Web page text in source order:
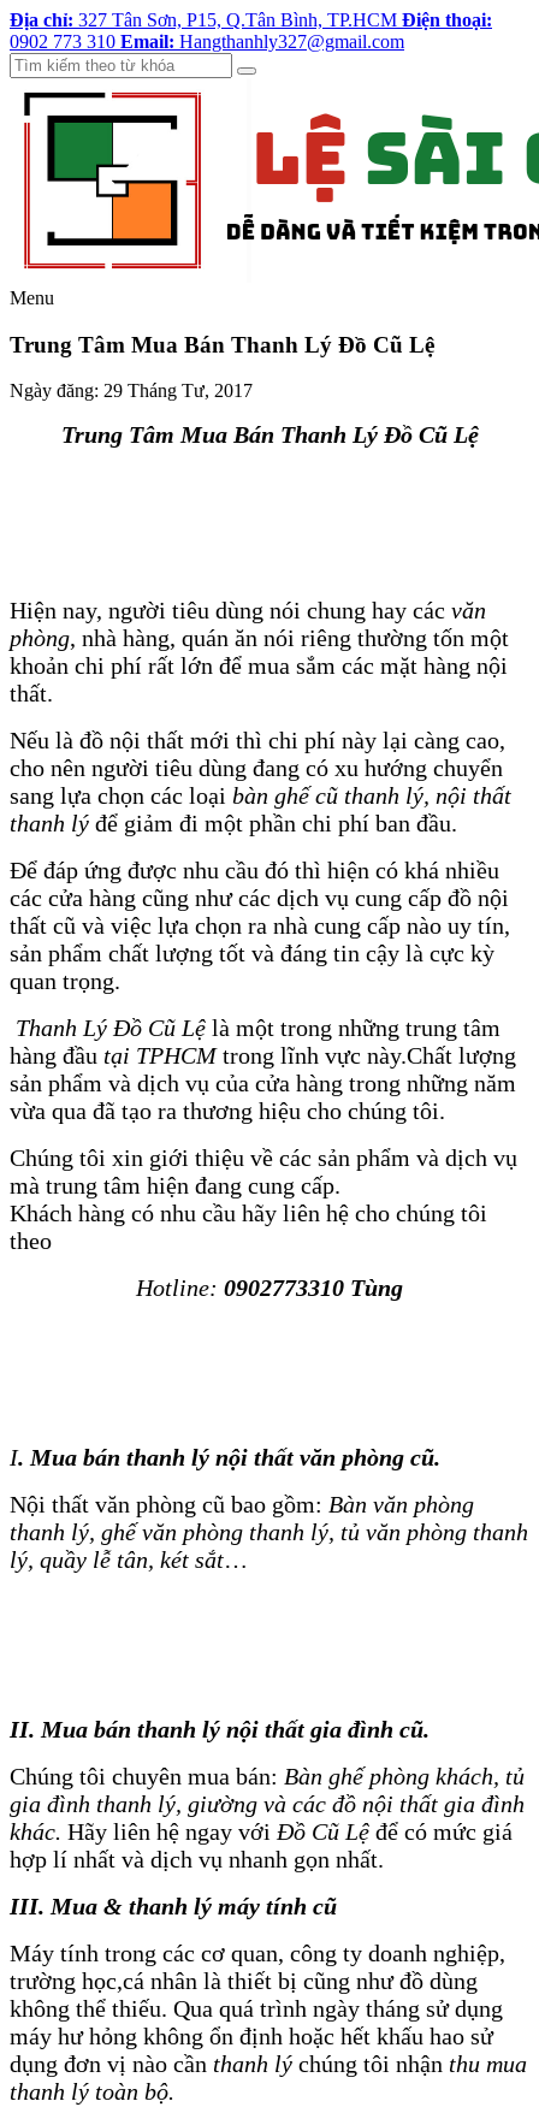
Địa chỉ: 327 Tân Sơn, P15, Q.Tân Bình, TP.HCM Điện thoại:
0902 773 310 Email: Hangthanhly327@gmail.com
Menu
Trung Tâm Mua Bán Thanh Lý Đồ Cũ Lệ
Ngày đăng: 29 Tháng Tư, 2017
Trung Tâm Mua Bán Thanh Lý Đồ Cũ Lệ
Hiện nay, người tiêu dùng nói chung hay các văn
phòng, nhà hàng, quán ăn nói riêng thường tốn một
khoản chi phí rất lớn để mua sắm các mặt hàng nội
thất.
Nếu là đồ nội thất mới thì chi phí này lại càng cao,
cho nên người tiêu dùng đang có xu hướng chuyển
sang lựa chọn các loại bàn ghế cũ thanh lý, nội thất
thanh lý để giảm đi một phần chi phí ban đầu.
Để đáp ứng được nhu cầu đó thì hiện có khá nhiều
các cửa hàng cũng như các dịch vụ cung cấp đồ nội
thất cũ và việc lựa chọn ra nhà cung cấp nào uy tín,
sản phẩm chất lượng tốt và đáng tin cậy là cực kỳ
quan trọng.
Thanh Lý Đồ Cũ Lệ là một trong những trung tâm
hàng đầu tại TPHCMtrong lĩnh vực này.Chất lượng
sản phẩm và dịch vụ của cửa hàng trong những năm
vừa qua đã tạo ra thương hiệu cho chúng tôi.
Chúng tôi xin giới thiệu về các sản phẩm và dịch vụ
mà trung tâm hiện đang cung cấp.
Khách hàng có nhu cầu hãy liên hệ cho chúng tôi
theo
Hotline: 0902773310 Tùng
I. Mua bán thanh lý nội thất văn phòng cũ.
Nội thất văn phòng cũ bao gồm: Bàn văn phòng
thanh lý, ghế văn phòng thanh lý, tủ văn phòng thanh
lý, quầy lễ tân, két sắt…
II. Mua bán thanh lý nội thất gia đình cũ.
Chúng tôi chuyên mua bán: Bàn ghế phòng khách, tủ
gia đình thanh lý, giường và các đồ nội thất gia đình
khác. Hãy liên hệ ngay vớiĐồ Cũ Lệ để có mức giá
hợp lí nhất và dịch vụ nhanh gọn nhất.
III. Mua & thanh lý máy tính cũ
Máy tính trong các cơ quan, công ty doanh nghiệp,
trường học,cá nhân là thiết bị cũng như đồ dùng
không thể thiếu. Qua quá trình ngày tháng sử dụng
máy hư hỏng không ổn định hoặc hết khấu hao sử
dụng đơn vị nào cần thanh lý chúng tôi nhận thu mua
thanh lý toàn bộ.